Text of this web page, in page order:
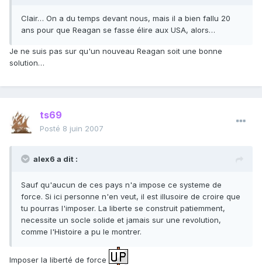
Clair… On a du temps devant nous, mais il a bien fallu 20
ans pour que Reagan se fasse élire aux USA, alors…
Je ne suis pas sur qu'un nouveau Reagan soit une bonne
solution…
ts69
Posté 8 juin 2007
alex6 a dit :
Sauf qu'aucun de ces pays n'a impose ce systeme de
force. Si ici personne n'en veut, il est illusoire de croire que
tu pourras l'imposer. La liberte se construit patiemment,
necessite un socle solide et jamais sur une revolution,
comme l'Histoire a pu le montrer.
Imposer la liberté de force